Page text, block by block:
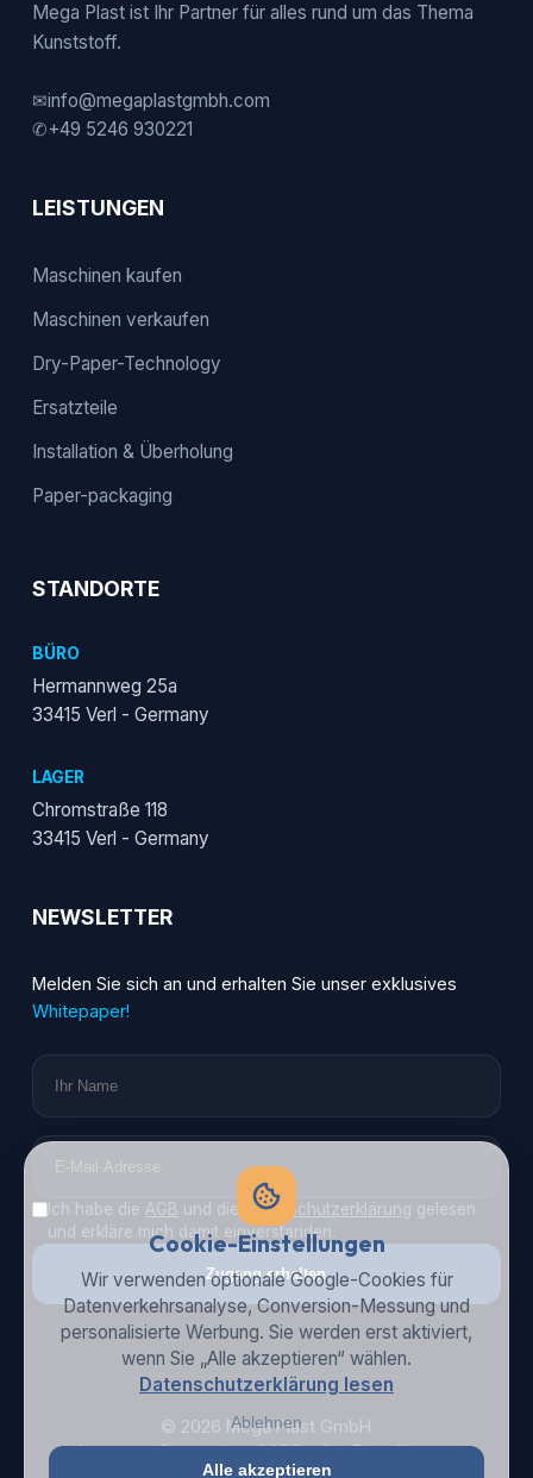
Mega Plast ist Ihr Partner für alles rund um das Thema
Kunststoff.
✉info@megaplastgmbh.com
✆+49 5246 930221
LEISTUNGEN
Maschinen kaufen
Maschinen verkaufen
Dry-Paper-Technology
Ersatzteile
Installation & Überholung
Paper-packaging
STANDORTE
BÜRO
Hermannweg 25a
33415 Verl - Germany
LAGER
Chromstraße 118
33415 Verl - Germany
NEWSLETTER
Melden Sie sich an und erhalten Sie unser exklusives
Whitepaper!
Ich habe die AGB und die Datenschutzerklärung gelesen
und erkläre mich damit einverstanden.
Zugang erhalten
© 2026 Mega Plast GmbH
ImpressumDatenschutzAGBCookie-Einstellungen
Cookie-Einstellungen
Wir verwenden optionale Google-Cookies für
Datenverkehrsanalyse, Conversion-Messung und
personalisierte Werbung. Sie werden erst aktiviert,
wenn Sie „Alle akzeptieren“ wählen.
Datenschutzerklärung lesen
Ablehnen
Alle akzeptieren